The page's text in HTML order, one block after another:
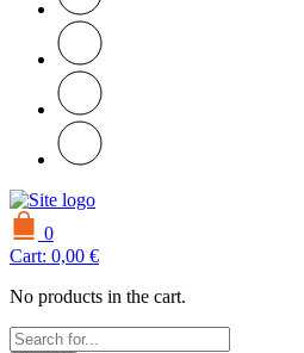
0
Cart: 0,00 €
No products in the cart.